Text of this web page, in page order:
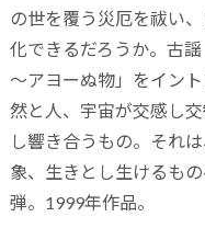
の世を覆う災厄を祓い
化できるだろうか。古
～アヨーぬ物」をイン
然と人、宇宙が交感し
し響き合うもの。それ
象、生きとし生けるも
弾。1999年作品。